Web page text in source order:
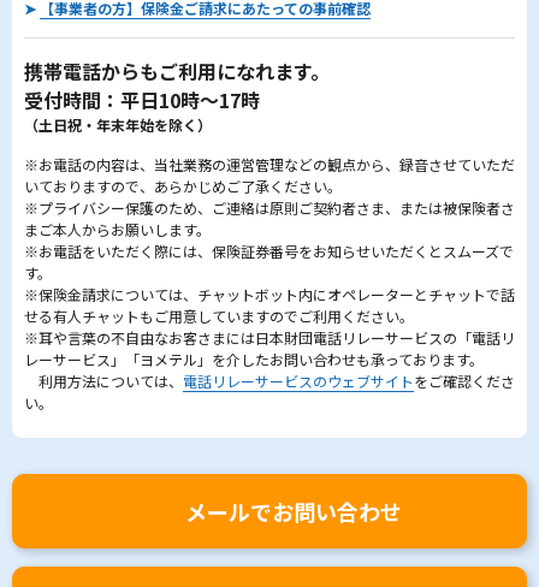
➤ 【事業者の方】保険金ご請求にあたっての事前確認
携帯電話からもご利用になれます。
受付時間：平日10時～17時
（土日祝・年末年始を除く）
※お電話の内容は、当社業務の運営管理などの観点から、録音させていただ
いておりますので、あらかじめご了承ください。
※プライバシー保護のため、ご連絡は原則ご契約者さま、または被保険者さ
まご本人からお願いします。
※お電話をいただく際には、保険証券番号をお知らせいただくとスムーズで
す。
※保険金請求については、チャットボット内にオペレーターとチャットで話
せる有人チャットもご用意していますのでご利用ください。
※耳や言葉の不自由なお客さまには日本財団電話リレーサービスの「電話リ
レーサービス」「ヨメテル」を介したお問い合わせも承っております。
利用方法については、 電話リレーサービスのウェブサイトをご確認くださ
い。
メールでお問い合わせ